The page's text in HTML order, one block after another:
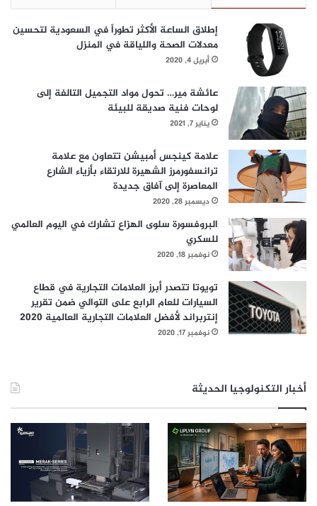
إطلاق الساعة الأكثر تطوراً في السعودية لتحسين
معدلات الصحة واللياقة في المنزل
أبريل 4, 2020
عائشة مير… تحول مواد التجميل التالفة إلى
لوحات فنية صديقة للبيئة
يناير 7, 2021
علامة كينجس أمبيشن تتعاون مع علامة
ترانسفورمرز الشهيرة للارتقاء بأزياء الشارع
المعاصرة إلى آفاق جديدة
ديسمبر 28, 2020
البروفسورة سلوى الهزاع تشارك في اليوم العالمي
للسكري
نوفمبر 18, 2020
تويوتا تتصدر أبرز العلامات التجارية في قطاع
السيارات للعام الرابع على التوالي ضمن تقرير
إنتربراند لأفضل العلامات التجارية العالمية 2020
نوفمبر 17, 2020
أخبار التكنولوجيا الحديثة